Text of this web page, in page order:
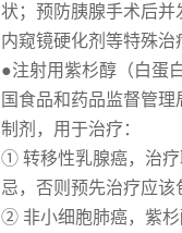
状；预防胰腺手术后
内窥镜硬化剂等特殊治
●注射用紫杉醇（白蛋
国食品和药品监督管
制剂，用于治疗：
① 转移性乳腺癌，治疗
忌，否则预先治疗应该
② 非小细胞肺癌，紫杉